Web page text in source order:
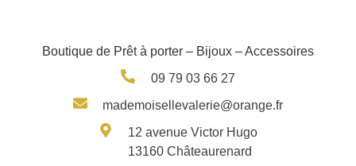
Boutique de Prêt à porter – Bijoux – Accessoires
09 79 03 66 27
mademoisellevalerie@orange.fr
12 avenue Victor Hugo
13160 Châteaurenard